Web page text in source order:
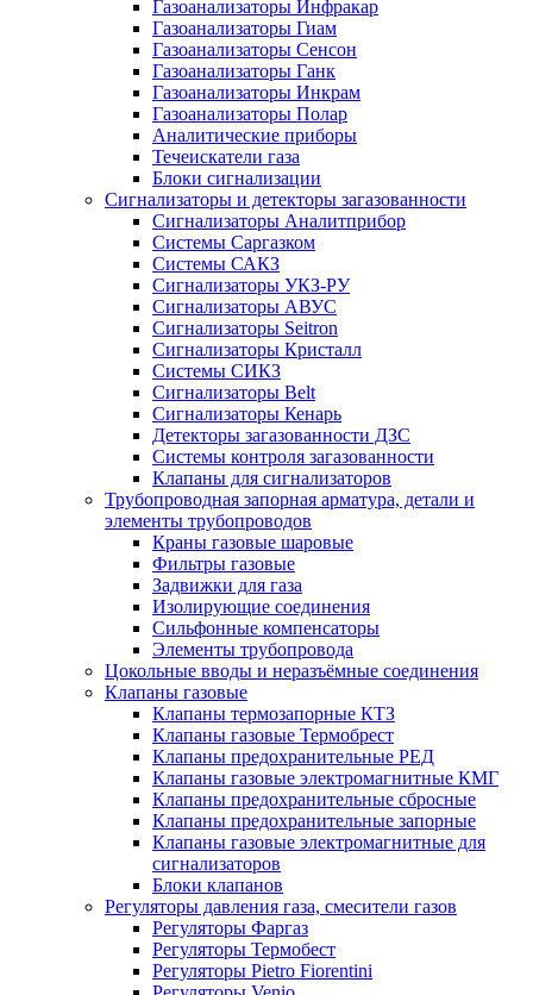
Газоанализаторы Инфракар
Газоанализаторы Гиам
Газоанализаторы Сенсон
Газоанализаторы Ганк
Газоанализаторы Инкрам
Газоанализаторы Полар
Аналитические приборы
Течеискатели газа
Блоки сигнализации
Сигнализаторы и детекторы загазованности
Сигнализаторы Аналитприбор
Системы Саргазком
Системы САКЗ
Сигнализаторы УКЗ-РУ
Сигнализаторы АВУС
Сигнализаторы Seitron
Сигнализаторы Кристалл
Системы СИКЗ
Сигнализаторы Belt
Сигнализаторы Кенарь
Детекторы загазованности ДЗС
Системы контроля загазованности
Клапаны для сигнализаторов
Трубопроводная запорная арматура, детали и
элементы трубопроводов
Краны газовые шаровые
Фильтры газовые
Задвижки для газа
Изолирующие соединения
Сильфонные компенсаторы
Элементы трубопровода
Цокольные вводы и неразъёмные соединения
Клапаны газовые
Клапаны термозапорные КТЗ
Клапаны газовые Термобрест
Клапаны предохранительные РЕД
Клапаны газовые электромагнитные КМГ
Клапаны предохранительные сбросные
Клапаны предохранительные запорные
Клапаны газовые электромагнитные для
сигнализаторов
Блоки клапанов
Регуляторы давления газа, смесители газов
Регуляторы Фаргаз
Регуляторы Термобест
Регуляторы Pietro Fiorentini